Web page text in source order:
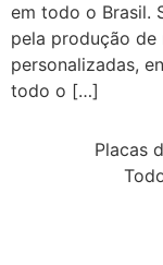
em todo o Brasil.
pela produção de
personalizadas,
todo o […]
Placas